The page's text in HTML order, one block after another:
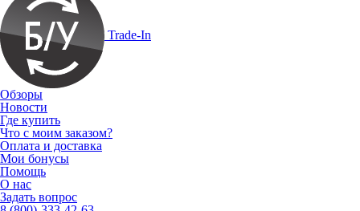
Trade-In
Обзоры
Новости
Где купить
Что с моим заказом?
Оплата и доставка
Мои бонусы
Помощь
О нас
Задать вопрос